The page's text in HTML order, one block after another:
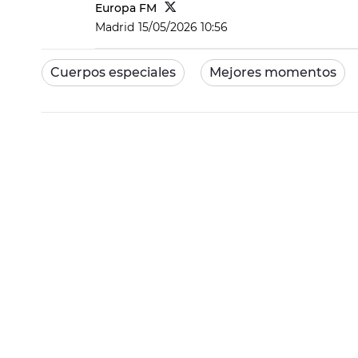
Europa FM
Madrid 15/05/2026 10:56
Cuerpos especiales Mejores momentos